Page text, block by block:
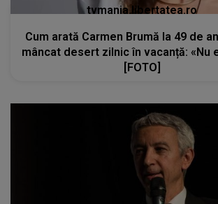
tvmania.libertatea.ro
Cum arată Carmen Brumă la 49 de
mâncat desert zilnic în vacanță: «Nu
[FOTO]